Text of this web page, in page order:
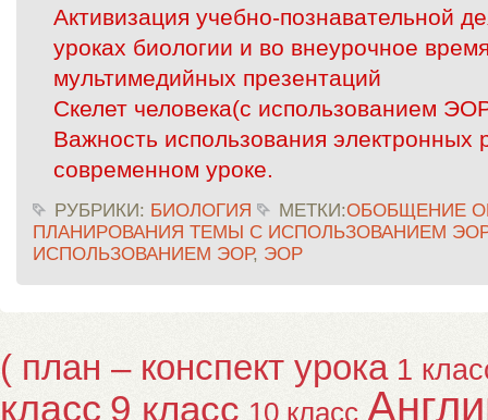
Активизация учебно-познавательной
уроках биологии и во внеурочное
мультимедийных презентаций
Скелет человека(с использованием
Важность использования электронных
современном уроке.
РУБРИКИ: БИОЛОГИЯ МЕТКИ:ОБОБЩЕНИЕ
ПЛАНИРОВАНИЯ ТЕМЫ С ИСПОЛЬЗОВАНИЕМ ЭОР
ИСПОЛЬЗОВАНИЕМ ЭОР, ЭОР
( план – конспект урока 1
класс 9 класс 10 класс